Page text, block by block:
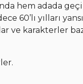
hem adada
60’lı yılları
ve karakterler